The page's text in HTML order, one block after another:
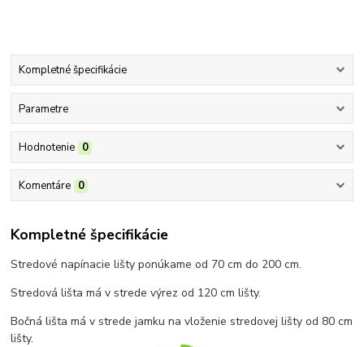
Kompletné špecifikácie
Parametre
Hodnotenie 0
Komentáre 0
Kompletné špecifikácie
Stredové napínacie lišty ponúkame od 70 cm do 200 cm.
Stredová lišta má v strede výrez od 120 cm lišty.
Bočná lišta má v strede jamku na vloženie stredovej lišty od 80 cm
lišty.